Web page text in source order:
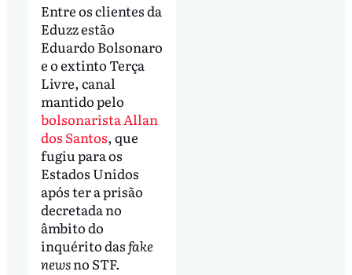
Entre os clientes da
Eduzz estão
Eduardo Bolsonaro
e o extinto Terça
Livre, canal
mantido pelo
bolsonarista Allan
dos Santos, que
fugiu para os
Estados Unidos
após ter a prisão
decretada no
âmbito do
inquérito dasfake
newsno STF.